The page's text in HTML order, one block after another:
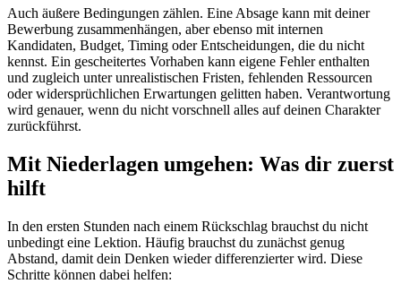
Auch äußere Bedingungen zählen. Eine Absage kann mit deiner
Bewerbung zusammenhängen, aber ebenso mit internen
Kandidaten, Budget, Timing oder Entscheidungen, die du nicht
kennst. Ein gescheitertes Vorhaben kann eigene Fehler enthalten
und zugleich unter unrealistischen Fristen, fehlenden Ressourcen
oder widersprüchlichen Erwartungen gelitten haben. Verantwortung
wird genauer, wenn du nicht vorschnell alles auf deinen Charakter
zurückführst.
Mit Niederlagen umgehen: Was dir zuerst
hilft
In den ersten Stunden nach einem Rückschlag brauchst du nicht
unbedingt eine Lektion. Häufig brauchst du zunächst genug
Abstand, damit dein Denken wieder differenzierter wird. Diese
Schritte können dabei helfen: